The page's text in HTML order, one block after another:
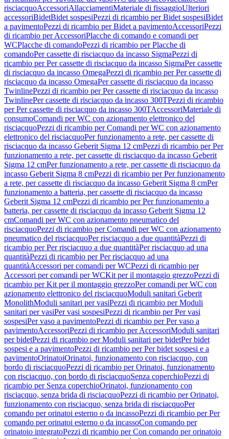
risciacquoAccessoriAllacciamentiMateriale di fissaggioUlteriori
accessoriBidetBidet sospesiPezzi di ricambio per Bidet sospesiBidet
a pavimentoPezzi di ricambio per Bidet a pavimentoAccessoriPezzi
di ricambio per AccessoriPlacche di comando e comandi per
WCPlacche di comandoPezzi di ricambio per Placche di
comandoPer cassette di risciacquo da incasso SigmaPezzi di
ricambio per Per cassette di risciacquo da incasso SigmaPer cassette
di risciacquo da incasso OmegaPezzi di ricambio per Per cassette di
risciacquo da incasso OmegaPer cassette di risciacquo da incasso
TwinlinePezzi di ricambio per Per cassette di risciacquo da incasso
TwinlinePer cassette di risciacquo da incasso 300TPezzi di ricambio
per Per cassette di risciacquo da incasso 300TAccessoriMateriale di
consumoComandi per WC con azionamento elettronico del
risciacquoPezzi di ricambio per Comandi per WC con azionamento
elettronico del risciacquoPer funzionamento a rete, per cassette di
risciacquo da incasso Geberit Sigma 12 cmPezzi di ricambio per Per
funzionamento a rete, per cassette di risciacquo da incasso Geberit
Sigma 12 cmPer funzionamento a rete, per cassette di risciacquo da
incasso Geberit Sigma 8 cmPezzi di ricambio per Per funzionamento
a rete, per cassette di risciacquo da incasso Geberit Sigma 8 cmPer
funzionamento a batteria, per cassette di risciacquo da incasso
Geberit Sigma 12 cmPezzi di ricambio per Per funzionamento a
batteria, per cassette di risciacquo da incasso Geberit Sigma 12
cmComandi per WC con azionamento pneumatico del
risciacquoPezzi di ricambio per Comandi per WC con azionamento
pneumatico del risciacquoPer risciacquo a due quantitàPezzi di
ricambio per Per risciacquo a due quantitàPer risciacquo ad una
quantitàPezzi di ricambio per Per risciacquo ad una
quantitàAccessori per comandi per WCPezzi di ricambio per
Accessori per comandi per WCKit per il montaggio grezzoPezzi di
ricambio per Kit per il montaggio grezzoPer comandi per WC con
azionamento elettronico del risciacquoModuli sanitari Geberit
MonolithModuli sanitari per vasiPezzi di ricambio per Moduli
sanitari per vasiPer vasi sospesiPezzi di ricambio per Per vasi
sospesiPer vaso a pavimentoPezzi di ricambio per Per vaso a
pavimentoAccessoriPezzi di ricambio per AccessoriModuli sanitari
per bidetPezzi di ricambio per Moduli sanitari per bidetPer bidet
sospesi e a pavimentoPezzi di ricambio per Per bidet sospesi e a
pavimentoOrinatoiOrinatoi, funzionamento con risciacquo, con
bordo di risciacquoPezzi di ricambio per Orinatoi, funzionamento
con risciacquo, con bordo di risciacquoSenza coperchioPezzi di
ricambio per Senza coperchioOrinatoi, funzionamento con
risciacquo, senza brida di risciacquoPezzi di ricambio per Orinatoi,
funzionamento con risciacquo, senza brida di risciacquoPer
comando per orinatoi esterno o da incassoPezzi di ricambio per Per
comando per orinatoi esterno o da incassoCon comando per
orinatoio integratoPezzi di ricambio per Con comando per orinatoio